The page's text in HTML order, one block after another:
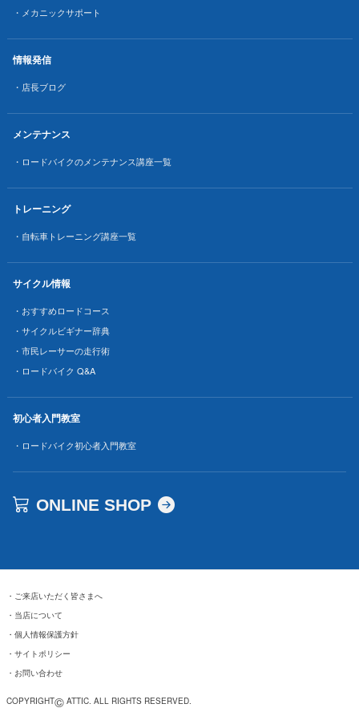
・メカニックサポート
情報発信
・店長ブログ
メンテナンス
・ロードバイクのメンテナンス講座一覧
トレーニング
・自転車トレーニング講座一覧
サイクル情報
・おすすめロードコース
・サイクルビギナー辞典
・市民レーサーの走行術
・ロードバイク Q&A
初心者入門教室
・ロードバイク初心者入門教室
ONLINE SHOP
・ ご来店いただく皆さまへ
・ 当店について
・ 個人情報保護方針
・ サイトポリシー
・ お問い合わせ
COPYRIGHT© ATTIC. ALL RIGHTS RESERVED.